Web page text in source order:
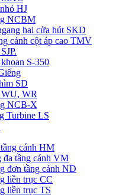
HJ
NCBM
hai cửa hút SKD
cánh cột áp cao TMV
S-350
SD
WR
NCB-X
Turbine LS
cánh HM
đa tầng cánh VM
đơn tầng cánh ND
liền trục CC
liền trục TS